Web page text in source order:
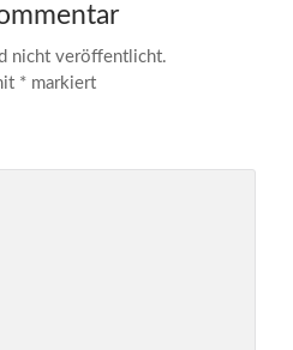
nicht veröffentlicht.
* markiert